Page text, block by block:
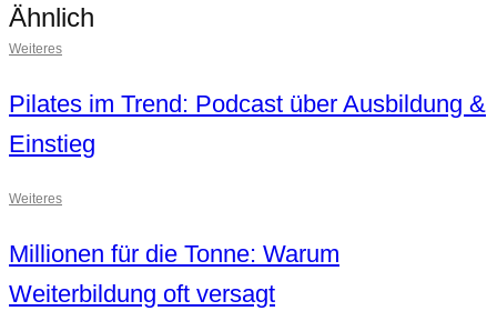
Ähnlich
Weiteres
Pilates im Trend: Podcast über Ausbildung &
Einstieg
Weiteres
Millionen für die Tonne: Warum
Weiterbildung oft versagt